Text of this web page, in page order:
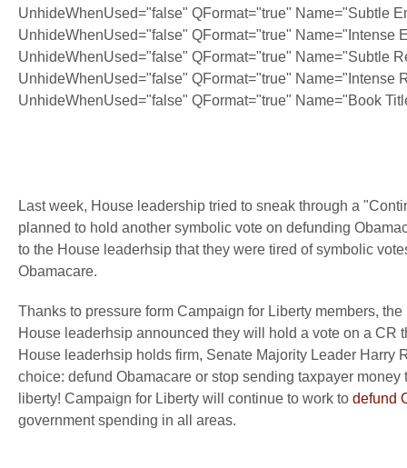
UnhideWhenUsed="false" QFormat="true" Name="Subtle
UnhideWhenUsed="false" QFormat="true" Name="Intense
UnhideWhenUsed="false" QFormat="true" Name="Subtle
UnhideWhenUsed="false" QFormat="true" Name="Intense
UnhideWhenUsed="false" QFormat="true" Name="Book
Last week, House leadership tried to sneak through a
planned to hold another symbolic vote on defunding
to the House leaderhsip that they were tired of symbolic
Obamacare.
Thanks to pressure form Campaign for Liberty members,
House leaderhsip announced they will hold a vote on a
House leaderhsip holds firm, Senate Majority Leader
choice: defund Obamacare or stop sending taxpayer
liberty! Campaign for Liberty will continue to work to defund
government spending in all areas.